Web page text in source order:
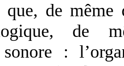
de même
de
sonore :